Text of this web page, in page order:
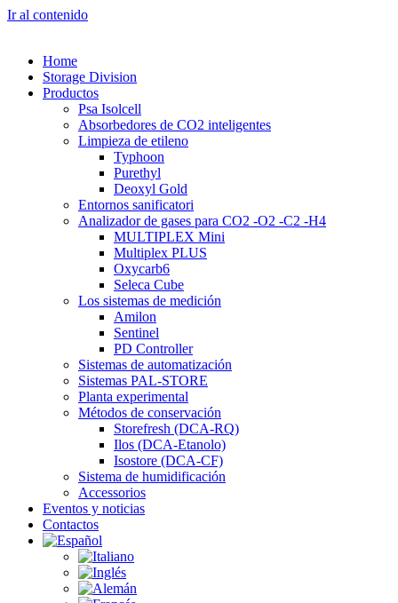
Ir al contenido
Home
Storage Division
Productos
Psa Isolcell
Absorbedores de CO2 inteligentes
Limpieza de etileno
Typhoon
Purethyl
Deoxyl Gold
Entornos sanificatori
Analizador de gases para CO2 -O2 -C2 -H4
MULTIPLEX Mini
Multiplex PLUS
Oxycarb6
Seleca Cube
Los sistemas de medición
Amilon
Sentinel
PD Controller
Sistemas de automatización
Sistemas PAL-STORE
Planta experimental
Métodos de conservación
Storefresh (DCA-RQ)
Ilos (DCA-Etanolo)
Isostore (DCA-CF)
Sistema de humidificación
Accessorios
Eventos y noticias
Contactos